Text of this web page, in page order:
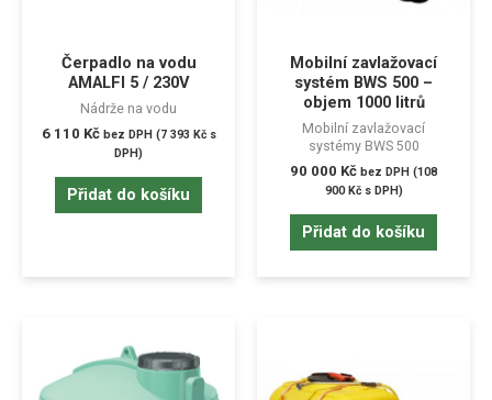
Čerpadlo na vodu
AMALFI 5 / 230V
Nádrže na vodu
6 110 Kč bez DPH (7 393 Kčs
DPH)
Přidat do košíku
Mobilní zavlažovací
systém BWS 500 –
objem 1000 litrů
Mobilní zavlažovací
systémy BWS 500
90 000 Kč bez DPH (108
900 Kčs DPH)
Přidat do košíku